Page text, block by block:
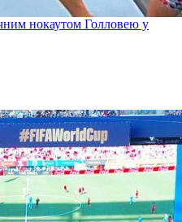
нокаутом Голловею у